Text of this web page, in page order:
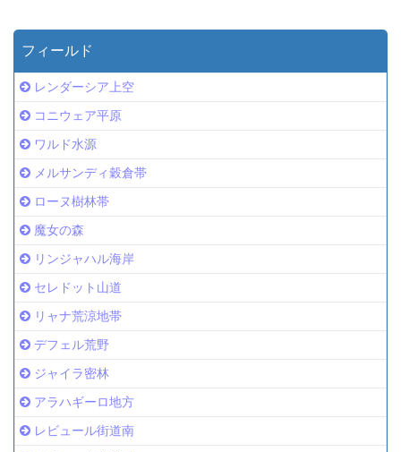
フィールド
レンダーシア上空
コニウェア平原
ワルド水源
メルサンディ穀倉帯
ローヌ樹林帯
魔女の森
リンジャハル海岸
セレドット山道
リャナ荒涼地帯
デフェル荒野
ジャイラ密林
アラハギーロ地方
レビュール街道南